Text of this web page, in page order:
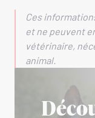
Ces
et ne peuvent
vétérinaire,
animal.